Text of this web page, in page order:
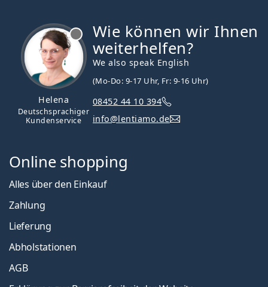
Helena
Deutschsprachiger
Kundenservice
Wie können wir Ihnen
weiterhelfen?
We also speak English
(Mo-Do: 9-17 Uhr, Fr: 9-16 Uhr)
08452 44 10 394
info@lentiamo.de
Online shopping
Alles über den Einkauf
Zahlung
Lieferung
Abholstationen
AGB